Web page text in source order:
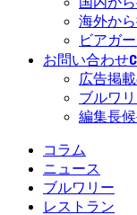
海外か
ビアガ
お問い合わせ
広告掲
ブルワ
編集長
コラム
ニュース
ブルワリー
レストラン